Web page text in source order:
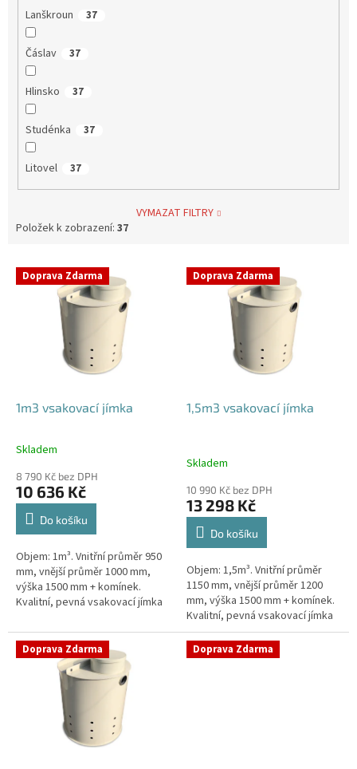
Lanškroun 37
Čáslav 37
Hlinsko 37
Studénka 37
Litovel 37
VYMAZAT FILTRY
Položek k zobrazení: 37
V Doprava Zdarma
1m3 vsakovací jímka
Průměrné
produktu
je
4,4
hvězdiček.
Skladem
8 790 Kč bez DPH
10 636 Kč
Do košíku
Objem: 1m³. Vnitřní průměr 950
mm, vnější průměr 1000 mm,
výška 1500 mm + komínek.
Kvalitní, pevná vsakovací jímka
obetonování Průměr přítoku a
odtoku +...
Doprava Zdarma
1,5m3 vsakovací jímka
Skladem
10 990 Kč bez DPH
13 298 Kč
Do košíku
Objem: 1,5m³. Vnitřní průměr
1150 mm, vnější průměr 1200
mm, výška 1500 mm + komínek.
Kvalitní, pevná vsakovací jímka
(nádrž) bez potřeby
obetonování Průměr přítoku a
odtoku +...
Doprava Zdarma Doprava Zdarma